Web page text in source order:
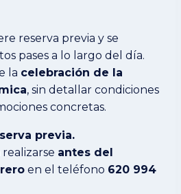
reserva previa y se
pases a lo largo del día.
la celebración de la
, sin detallar condiciones
concretas.
previa.
antes del
en el teléfono 620 994